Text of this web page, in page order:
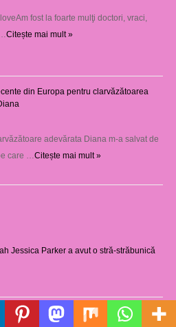
fost la foarte mulţi doctori, vraci,
Citește mai mult »
din Europa pentru clarvăzătoarea
adevărata Diana m-a salvat de
care …Citește mai mult »
Jessica Parker a avut o stră-străbunică
Mutwa dezvăluie despre originea
Politică de cookie-uri